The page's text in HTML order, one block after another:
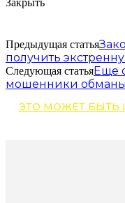
Предыдущая статья
получить
Следующая статьяЕще
мошенники
ЭТО МОЖЕТ БЫТЬ